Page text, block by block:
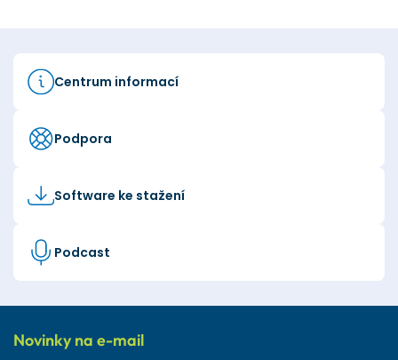
Centrum informací
Podpora
Software ke stažení
Podcast
Novinky na e-mail